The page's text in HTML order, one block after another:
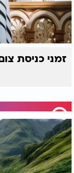
זמני כניסת צום יום